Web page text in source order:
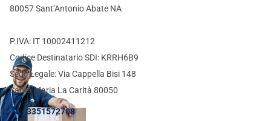
80057 Sant’Antonio Abate NA
P.IVA: IT 10002411212
Codice Destinatario SDI: KRRH6B9
Sede Legale: Via Cappella Bisi 148
Santa Maria La Carità 80050
3351572708